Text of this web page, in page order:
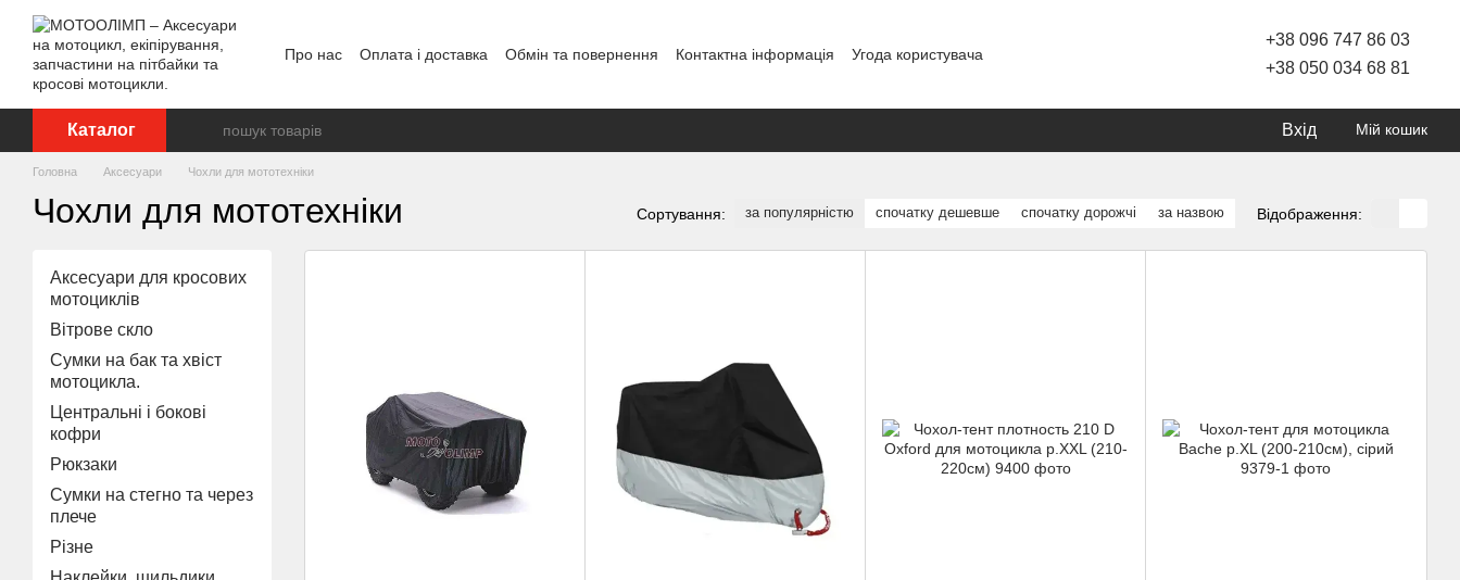
Перейти до основного контенту
Про нас Оплата і доставка Обмін та повернення Контактна інформація
Угода користувача
+38 096 747 86 03
+38 050 034 68 81
Каталог Вхід Мій кошик
Головна Аксесуари Чохли для мототехніки
Чохли для мототехніки Сортування: за популярністю спочатку дешевше спочатку дорожчі за назвою Відображення:
Аксесуари для кросових
мотоциклів
Вітрове скло
Сумки на бак та хвіст
мотоцикла.
Центральні і бокові
кофри
Рюкзаки
Сумки на стегно та через
плече
Різне